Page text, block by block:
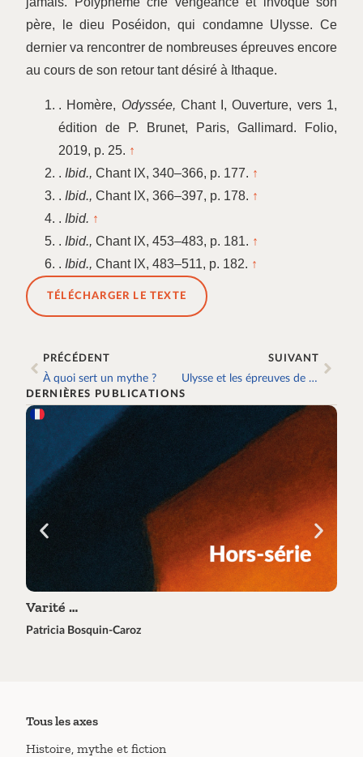
père, le dieu Poséidon, qui condamne Ulysse. Ce
dernier va rencontrer de nombreuses épreuves encore
au cours de son retour tant désiré à Ithaque.
. Homère, Odyssée, Chant I, Ouverture, vers 1,
édition de P. Brunet, Paris, Gallimard. Folio,
2019, p. 25. ↑
. Ibid., Chant IX, 340–366, p. 177. ↑
. Ibid., Chant IX, 366–397, p. 178. ↑
. Ibid. ↑
. Ibid., Chant IX, 453–483, p. 181. ↑
. Ibid., Chant IX, 483–511, p. 182. ↑
TÉLÉCHARGER LE TEXTE
PRÉCÉDENT
À quoi sert un mythe ?
SUIVANT
Ulysse et les épreuves de vérité II
DERNIÈRES PUBLICATIONS
Varité …
Patricia Bosquin-Caroz
Tous les axes
Histoire, mythe et fiction